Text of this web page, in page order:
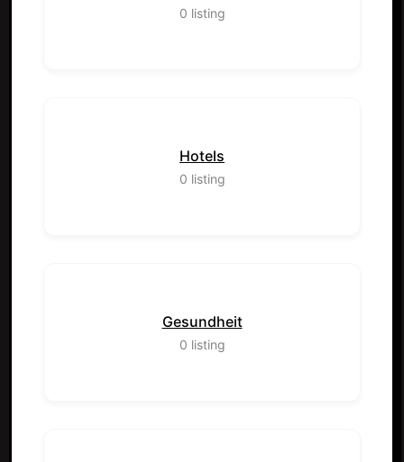
0 listing
Hotels
0 listing
Gesundheit
0 listing